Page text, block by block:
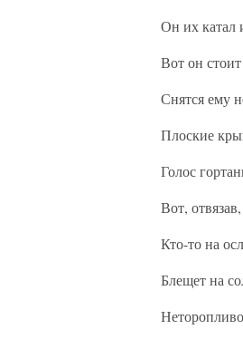
Он их катал
Вот он
Снятся ему
Плоские
Голос
Вот,
Кто-то на
Блещет на